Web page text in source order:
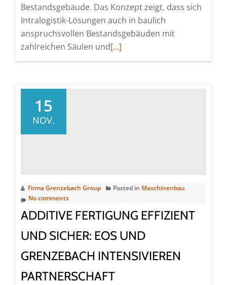
Bestandsgebäude. Das Konzept zeigt, dass sich
Intralogistik-Lösungen auch in baulich
anspruchsvollen Bestandsgebäuden mit
zahlreichen Säulen undRead
Briefzentrum
Mülligen
Post
und
Zoll
über
[…]
15
NOV.
Firma Grenzebach Group Posted in Maschinenbau
No comments
ADDITIVE FERTIGUNG EFFIZIENT
UND SICHER: EOS UND
GRENZEBACH INTENSIVIEREN
PARTNERSCHAFT